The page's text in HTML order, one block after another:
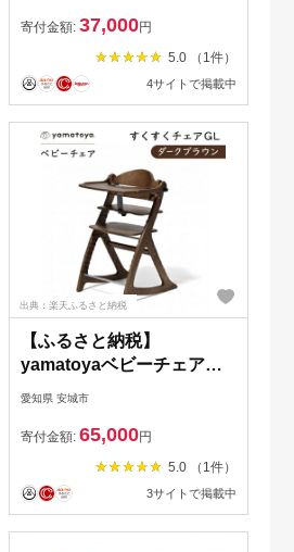
寄付金額: 37,000円
5.0 （1件）
4サイトで掲載中
出典：楽天ふるさと納税
【ふるさと納税】
yamatoyaベビーチェア
すくすくチェアGL ダーク
愛知県 安城市
寄付金額: 65,000円
5.0 （1件）
3サイトで掲載中